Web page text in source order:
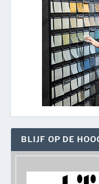
BLIJF OP DE